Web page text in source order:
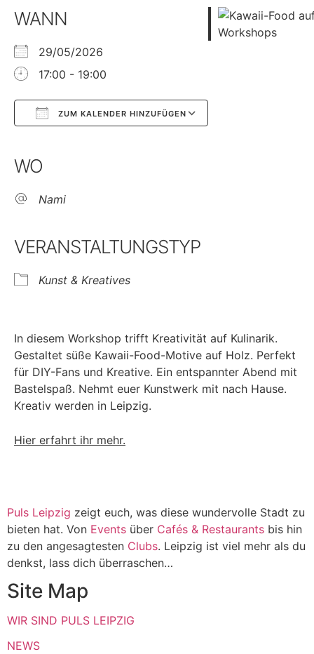
WANN
29/05/2026
17:00 - 19:00
ZUM KALENDER HINZUFÜGEN
WO
Nami
VERANSTALTUNGSTYP
Kunst & Kreatives
In diesem Workshop trifft Kreativität auf Kulinarik.
Gestaltet süße Kawaii-Food-Motive auf Holz. Perfekt
für DIY-Fans und Kreative. Ein entspannter Abend mit
Bastelspaß. Nehmt euer Kunstwerk mit nach Hause.
Kreativ werden in Leipzig.
Hier erfahrt ihr mehr.
Puls Leipzig zeigt euch, was diese wundervolle Stadt zu
bieten hat. Von Events über Cafés & Restaurants bis hin
zu den angesagtesten Clubs. Leipzig ist viel mehr als du
denkst, lass dich überraschen…
Site Map
WIR SIND PULS LEIPZIG
NEWS